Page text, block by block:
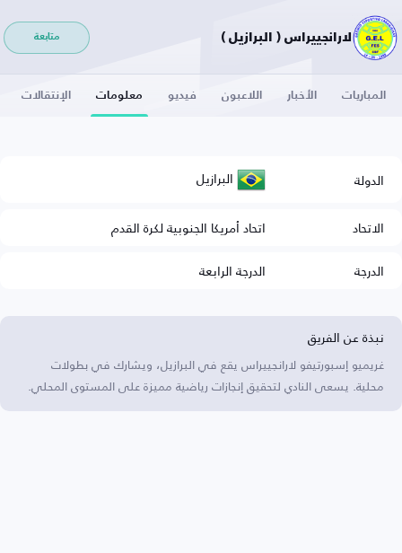
لارانجييراس ( البرازيل ) متابعة
المباريات الأخبار اللاعبون فيديو معلومات الإنتقالات
الدولة البرازيل
الاتحاد
اتحاد أمريكا الجنوبية لكرة القدم
الدرجة
الدرجة الرابعة
نبذة عن الفريق
غريميو إسبورتيفو لارانجييراس يقع في البرازيل، ويشارك في بطولات
محلية. يسعى النادي لتحقيق إنجازات رياضية مميزة على المستوى المحلي.